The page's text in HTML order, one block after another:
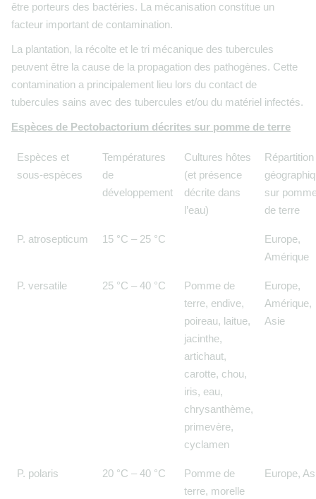
être porteurs des bactéries. La mécanisation constitue un
facteur important de contamination.
La plantation, la récolte et le tri mécanique des tubercules
peuvent être la cause de la propagation des pathogènes. Cette
contamination a principalement lieu lors du contact de
tubercules sains avec des tubercules et/ou du matériel infectés.
Espèces de Pectobactorium décrites sur pomme de terre
Espèces et
sous-espèces
Températures
de
développement
Cultures hôtes
(et présence
décrite dans
l’eau)
Répartition
sur
de terre
P. atrosepticum 15 °C – 25 °C
Europe,
Amérique
P. versatile 25 °C – 40 °C
Pomme de
terre, endive,
poireau, laitue,
jacinthe,
artichaut,
carotte, chou,
iris, eau,
chrysanthème,
primevère,
cyclamen
Europe,
Amérique,
Asie
P. polaris 20 °C – 40 °C
Pomme de
terre, morelle
Europe,